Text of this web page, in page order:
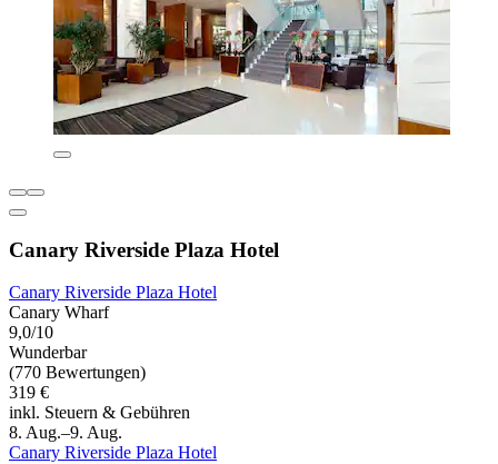
Canary Riverside Plaza Hotel
Canary Riverside Plaza Hotel
Canary Wharf
9,0/10
Wunderbar
(770 Bewertungen)
319 €
inkl. Steuern & Gebühren
8. Aug.–9. Aug.
Canary Riverside Plaza Hotel